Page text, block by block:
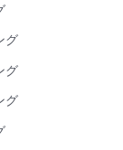
グ
グ
グ